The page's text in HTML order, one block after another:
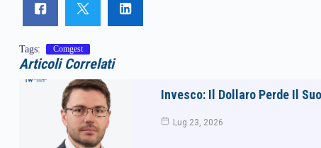
Tags: Comgest
Articoli Correlati
Invesco: Il Dollaro Perde Il
Lug 23, 2026